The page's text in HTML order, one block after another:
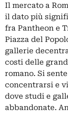
Il mercato a
il dato più
fra Pantheon e
Piazza del
gallerie
costi delle
romano. Si
concentrarsi e
dove studi e
abbandonate.